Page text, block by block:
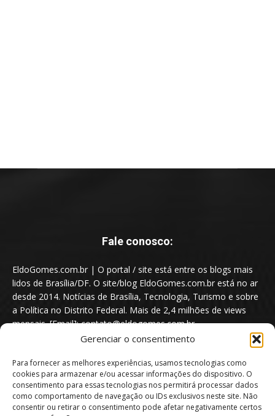
Gerenciar o consentimento
Para fornecer as melhores experiências, usamos tecnologias como
cookies para armazenar e/ou acessar informações do dispositivo. O
consentimento para essas tecnologias nos permitirá processar dados
como comportamento de navegação ou IDs exclusivos neste site. Não
consentir ou retirar o consentimento pode afetar negativamente certos
Fale conosco:
EldoGomes.com.br | O portal / site está entre os blogs mais
lidos de Brasília/DF. O site/blog EldoGomes.com.br está no ar
desde 2014. Notícias de Brasília, Tecnologia, Turismo e sobre
a Política no Distrito Federal. Mais de 2,4 milhões de views
mensais. [Email]: contato@eldogomes.com.br